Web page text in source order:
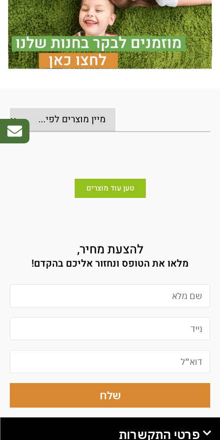
טען עוד מוצרים
להצעת מחיר,
מלאו את הטופס ונחזור אליכם בהקדם!
שלח
פרטי התקשרות